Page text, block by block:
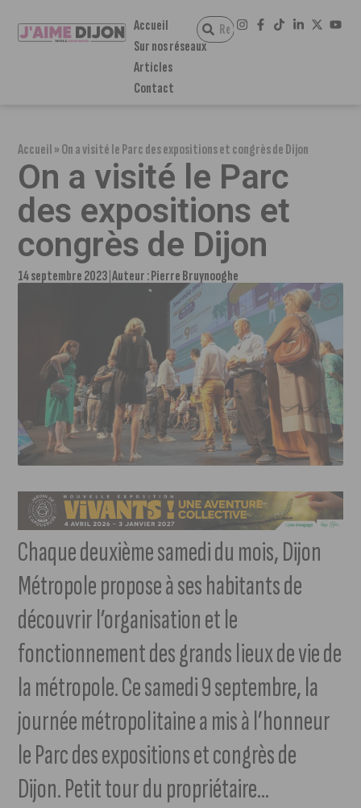
Accueil
Sur nos réseaux
Articles
Contact
Accueil»On a visité le Parc des expositions et congrès de Dijon
On a visité le Parc
des expositions et
congrès de Dijon
14 septembre 2023 Auteur :Pierre Bruynooghe
Chaque deuxième samedi du mois, Dijon
Métropole propose à ses habitants de
découvrir l’organisation et le
fonctionnement des grands lieux de vie de
la métropole. Ce samedi 9 septembre, la
journée métropolitaine a mis à l’honneur
le Parc des expositions et congrès de
Dijon. Petit tour du propriétaire…